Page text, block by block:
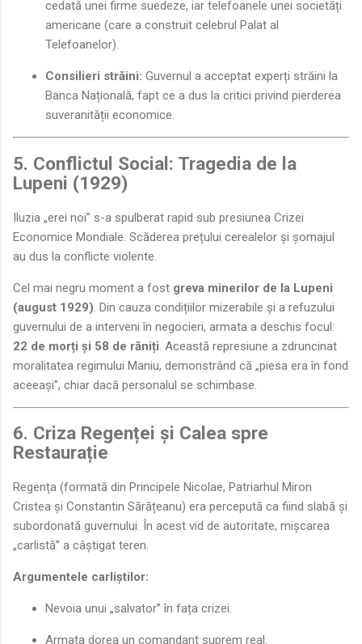
cedată unei firme suedeze, iar telefoanele unei societăți
americane (care a construit celebrul Palat al
Telefoanelor).
Consilieri străini: Guvernul a acceptat experți străini la
Banca Națională, fapt ce a dus la critici privind pierderea
suveranității economice.
5. Conflictul Social: Tragedia de la
Lupeni (1929)
Iluzia „erei noi” s-a spulberat rapid sub presiunea Crizei
Economice Mondiale. Scăderea prețului cerealelor și șomajul
au dus la conflicte violente.
Cel mai negru moment a fost greva minerilor de la Lupeni
(august 1929). Din cauza condițiilor mizerabile și a refuzului
guvernului de a interveni în negocieri, armata a deschis focul:
22 de morți și 58 de răniți. Această represiune a zdruncinat
moralitatea regimului Maniu, demonstrând că „piesa era în fond
aceeași”, chiar dacă personalul se schimbase.
6. Criza Regenței și Calea spre
Restaurație
Regența (formată din Principele Nicolae, Patriarhul Miron
Cristea și Constantin Sărățeanu) era percepută ca fiind slabă și
subordonată guvernului. În acest vid de autoritate, mișcarea
„carlistă” a câștigat teren.
Argumentele carliștilor:
Nevoia unui „salvator” în fața crizei.
Armata dorea un comandant suprem real.